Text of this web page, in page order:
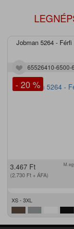
Jobman 5264 - Férfi
65526410-6500-6
- 20 %
3.467 Ft
(2.730 Ft + ÁFA)
XS - 3XL